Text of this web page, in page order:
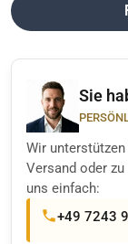
Sie
Wir
Versand oder
uns einfach:
+49 7243